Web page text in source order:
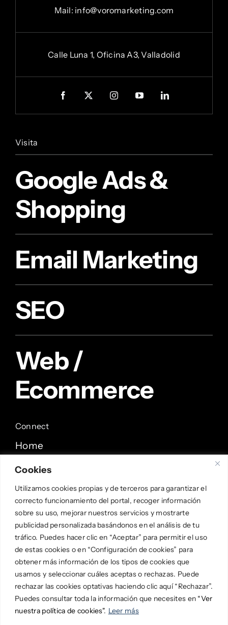
Cookies
Utilizamos cookies propias y de terceros para garantizar el
correcto funcionamiento del portal, recoger información
sobre su uso, mejorar nuestros servicios y mostrarte
publicidad personalizada basándonos en el análisis de tu
tráfico. Puedes hacer clic en “Aceptar” para permitir el uso
de estas cookies o en “Configuración de cookies” para
obtener más información de los tipos de cookies que
usamos y seleccionar cuáles aceptas o rechazas. Puede
rechazar las cookies optativas haciendo clic aquí “Rechazar”.
Puedes consultar toda la información que necesites en “Ver
nuestra política de cookies". Leer más
Mail: info@voromarketing.com
Calle Luna 1, Oficina A3, Valladolid
Visita
Google Ads &
Shopping
Email Marketing
SEO
Web /
Ecommerce
Connect
Home
Servicios
Formación
Nosotros
Legal
Aviso legal
Privacidad
Cookies